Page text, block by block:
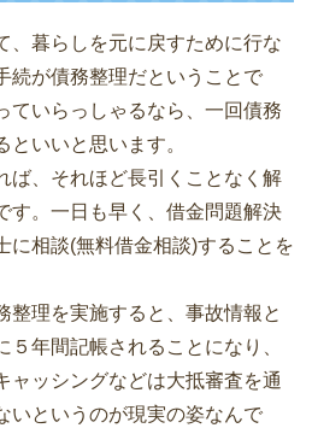
、暮らしを元に戻すために行な
続が債務整理だということで
ていらっしゃるなら、一回債務
いいと思います。
ば、それほど長引くことなく解
す。一日も早く、借金問題解決
に相談(無料借金相談)することを
整理を実施すると、事故情報と
５年間記帳されることになり、
ャッシングなどは大抵審査を通
いというのが現実の姿なんで